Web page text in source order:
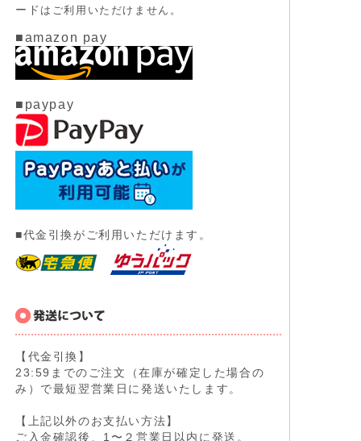
ード はご利用いただけません。
■amazon pay
■paypay
■代金引換がご利用いただけます。
【代金引換】
23:59までのご注文（在庫が確定した場合の
み）で最短翌営業日に発送いたします。
【上記以外のお支払い方法】
ご入金確認後、1〜２営業日以内に発送。